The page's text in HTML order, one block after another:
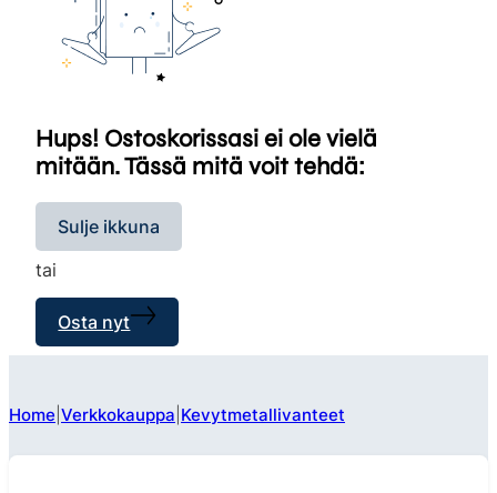
Hups! Ostoskorissasi ei ole vielä
mitään. Tässä mitä voit tehdä:
Sulje ikkuna
tai
Osta nyt
Home Verkkokauppa Kevytmetallivanteet